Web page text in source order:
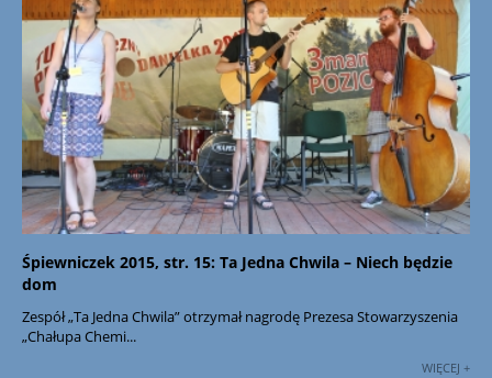
Śpiewniczek 2015, str. 15: Ta Jedna Chwila – Niech będzie
dom
Zespół „Ta Jedna Chwila” otrzymał nagrodę Prezesa Stowarzyszenia
„Chałupa Chemi...
WIĘCEJ +